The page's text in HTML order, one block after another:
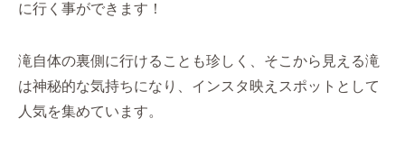
に行く事ができます！
滝自体の裏側に行けることも珍しく、そこから見える滝
は神秘的な気持ちになり、インスタ映えスポットとして
人気を集めています。